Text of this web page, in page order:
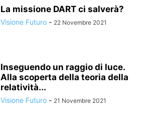
La missione DART ci salverà?
Visione Futuro - 22 Novembre 2021
Inseguendo un raggio di luce.
Alla scoperta della teoria della
relatività...
Visione Futuro - 21 Novembre 2021